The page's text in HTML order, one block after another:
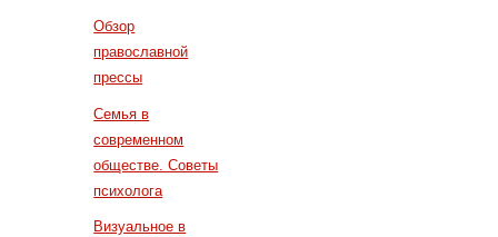
Обзор
православной
прессы
Семья в
современном
обществе. Советы
психолога
Визуальное в